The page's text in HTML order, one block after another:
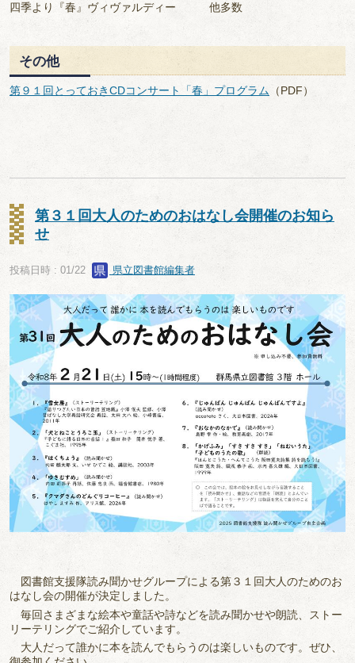
四季より『春』ヴィヴァルディー 他多数
その他
第９１回とっておきCDコンサート「春」プログラム （PDF）
第３１回大人のためのおはなし会開催のお知ら
せ
投稿日時 : 01/22 県立図書館編集者
図書館支援隊読み聞かせグループによる第３１回大人のためのお
はなし会の開催が決定しました。
毎回さまざまな絵本や童話や詩などを読み聞かせや朗読、ストー
リーテリングでご紹介しています。
大人だって誰かに本を読んでもらうのは楽しいものです。ぜひ、